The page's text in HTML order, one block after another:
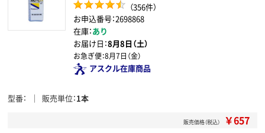
（356件）
お申込番号：2698868
在庫：あり
お届け日：8月8日（土）
お急ぎ便：8月7日（金）
アスクル在庫商品
型番 販売単位 1本
販売価格（税込） ￥657